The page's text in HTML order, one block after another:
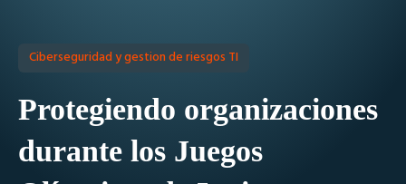
Ciberseguridad y gestion de riesgos TI
Protegiendo organizaciones
durante los Juegos